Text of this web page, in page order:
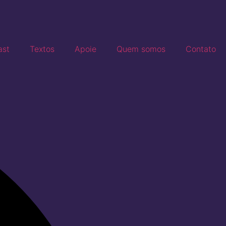
Textos Apoie Quem somos Contato